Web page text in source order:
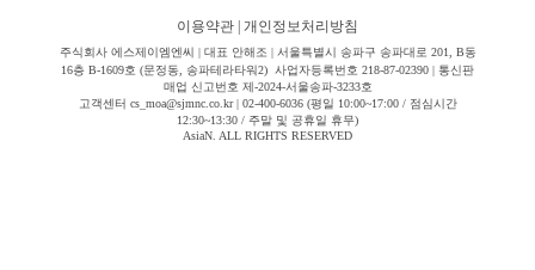
이용약관 개인정보처리방침
주식회사 에스제이엠엔씨 | 대표 안해조 | 서울특별시 송파구 송파대로 201, B동
16층 B-1609호 (문정동, 송파테라타워2) 사업자등록번호 218-87-02390 | 통신판
매업 신고번호 제-2024-서울송파-3233호
고객센터 cs_moa@sjmnc.co.kr | 02-400-6036 (평일 10:00~17:00 / 점심시간
12:30~13:30 / 주말 및 공휴일 휴무)
AsiaN. ALL RIGHTS RESERVED